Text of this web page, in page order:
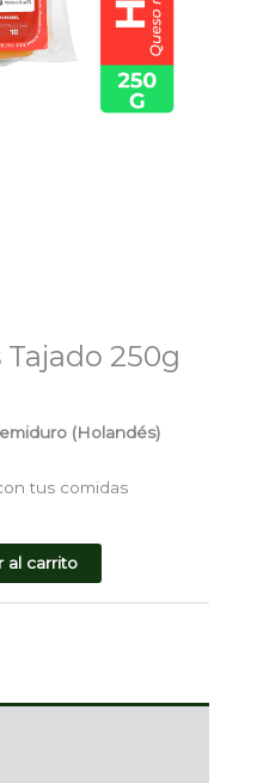
250g
(Holandés)
tus comidas
al carrito